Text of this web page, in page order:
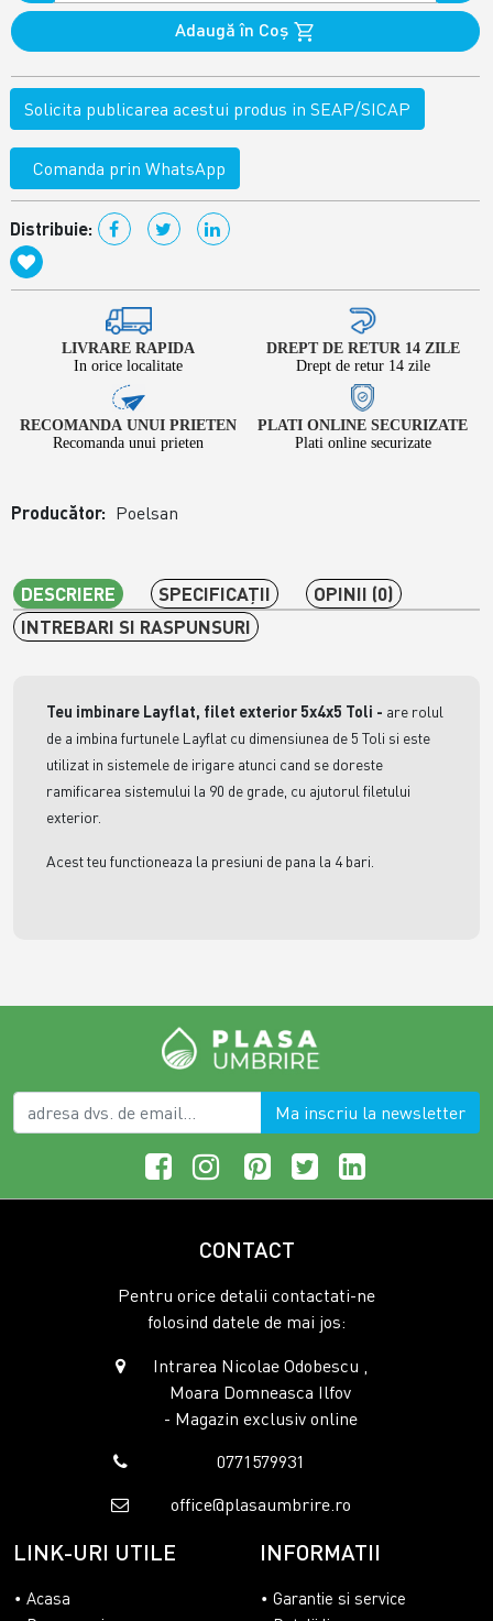
Adaugă în Coş
Solicita publicarea acestui produs in SEAP/SICAP
Comanda prin WhatsApp
Distribuie:
LIVRARE RAPIDA
In orice localitate
DREPT DE RETUR 14 ZILE
Drept de retur 14 zile
RECOMANDA UNUI PRIETEN
Recomanda unui prieten
PLATI ONLINE SECURIZATE
Plati online securizate
Producător: Poelsan
DESCRIERE SPECIFICAŢII
OPINII (0)
INTREBARI SI RASPUNSURI
Teu imbinare Layflat, filet exterior 5x4x5 Toli - are rolul
de a imbina furtunele Layflat cu dimensiunea de 5 Toli si este
utilizat in sistemele de irigare atunci cand se doreste
ramificarea sistemului la 90 de grade, cu ajutorul filetului
exterior.
Acest teu functioneaza la presiuni de pana la 4 bari.
Ma inscriu la newsletter
CONTACT
Pentru orice detalii contactati-ne
folosind datele de mai jos:
Intrarea Nicolae Odobescu ,
Moara Domneasca Ilfov
- Magazin exclusiv online
0771579931
office@plasaumbrire.ro
LINK-URI UTILE
Acasa
INFORMATII
Garantie si service